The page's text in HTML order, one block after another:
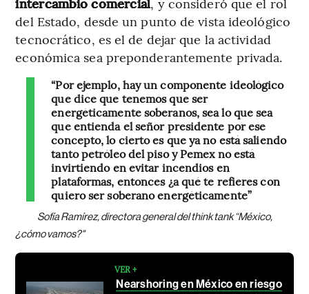
del Estado, desde un punto de vista ideológico
tecnocrático, es el de dejar que la actividad
económica sea preponderantemente privada.
“Por ejemplo, hay un componente ideológico
que dice que tenemos que ser
energéticamente soberanos, sea lo que sea
que entienda el señor presidente por ese
concepto, lo cierto es que ya no está saliendo
tanto petróleo del piso y Pemex no está
invirtiendo en evitar incendios en
plataformas, entonces ¿a qué te refieres con
quiero ser soberano energéticamente”
Sofía Ramírez, directora general del think tank “México,
¿cómo vamos?"
VER +
Nearshoring en México en riesgo